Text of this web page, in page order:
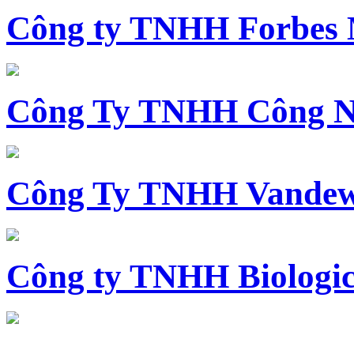
Công ty TNHH
Công Ty TNHH Công
Công Ty TNHH
Công ty TNHH